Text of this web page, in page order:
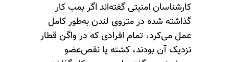
کارشناسان امنیتی گفته‌اند اگر بمب کار
گذاشته شده در متروی لندن به‌طور کامل
عمل می‌کرد، تمام افرادی که در واگن قطار
نزدیک آن بودند، کشته یا نقص‌عضو